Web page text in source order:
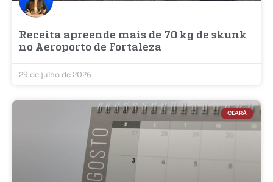
Receita apreende mais de 70 kg de skunk
no Aeroporto de Fortaleza
29 de julho de 2026
CEARÁ